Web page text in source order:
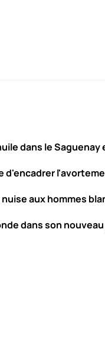
dans le
d'encadrer
aux hommes
dans son